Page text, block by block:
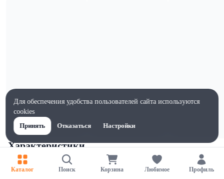
Характеристики
Жиры на 100г, г
82
Каталог Поиск Корзина Любимое Профиль
Для обеспечения удобства пользователей сайта используются
cookies
Принять
Отказаться Настройки